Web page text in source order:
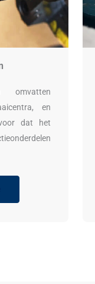
omvatten
en
dat het